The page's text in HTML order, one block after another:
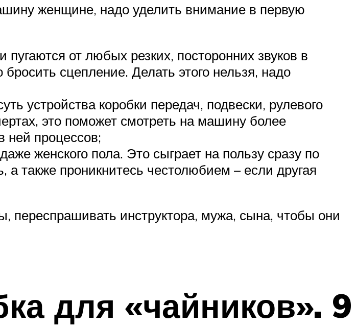
женщине, надо уделить внимание в первую
от любых резких, посторонних звуков в
сцепление. Делать этого нельзя, надо
устройства коробки передач, подвески, рулевого
это поможет смотреть на машину более
ней процессов;
женского пола. Это сыграет на пользу сразу по
также проникнитесь честолюбием – если другая
инструктора, мужа, сына, чтобы они
для «чайников». 9